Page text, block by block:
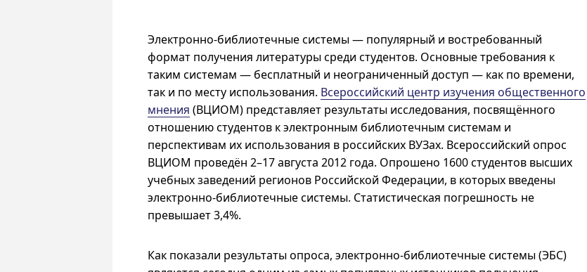
Электронно-библиотечные системы — популярный и востребованный
формат получения литературы среди студентов. Основные требования к
таким системам — бесплатный и неограниченный доступ — как по времени,
так и по месту использования. Всероссийский центр изучения общественного
мнения (ВЦИОМ) представляет результаты исследования, посвящённого
отношению студентов к электронным библиотечным системам и
перспективам их использования в российских ВУЗах. Всероссийский опрос
ВЦИОМ проведён 2–17августа 2012 года. Опрошено 1600 студентов высших
учебных заведений регионов Российской Федерации, в которых введены
электронно-библиотечные системы. Статистическая погрешность не
превышает 3,4%.
Как показали результаты опроса, электронно-библиотечные системы (ЭБС)